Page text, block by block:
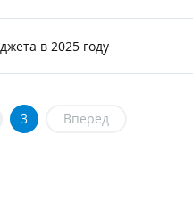
в 2025 году
3 Вперед